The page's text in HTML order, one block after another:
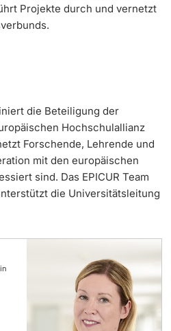
Projekte durch und vernetzt
die Beteiligung der
Hochschulallianz
Forschende, Lehrende und
mit den europäischen
sind. Das EPICUR Team
die Universitätsleitung